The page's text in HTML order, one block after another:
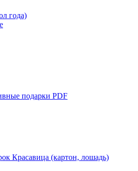
года)
подарки PDF
Красавица (картон, лошадь)